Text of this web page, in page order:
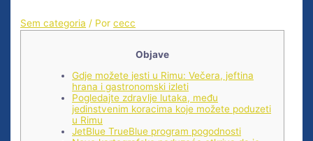
Sem categoria / Porcecc
Objave
Gdje možete jesti u Rimu: Večera, jeftina
hrana i gastronomski izleti
Pogledajte zdravlje lutaka, među
jedinstvenim koracima koje možete poduzeti
u Rimu
JetBlue TrueBlue program pogodnosti